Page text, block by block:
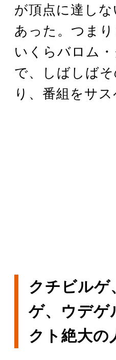
が頂点に達し
あった。つま
いくらバロム
で、しばしば
り、番組をサ
クチビルゲ
ゲ、ウデ
クト絶大の